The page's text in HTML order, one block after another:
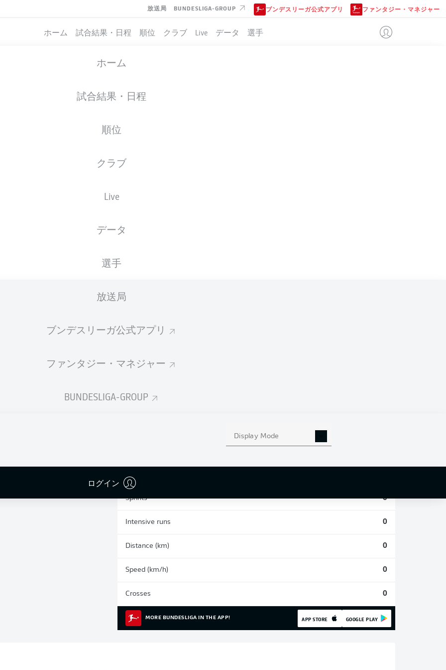
放送局 BUNDESLIGA-GROUP ブンデスリーガ公式アプリ ファンタジー・マネジャー
ホーム 試合結果・日程 順位 クラブ Live データ 選手
ホーム
試合結果・日程
順位
クラブ
Live
データ
選手
放送局
ブンデスリーガ公式アプリ
ファンタジー・マネジャー
BUNDESLIGA-GROUP
Display Mode
ログイン
21.02.1998
統計 シーズン 2026/2027
Sprints 0
Intensive runs 0
Distance (km) 0
Speed (km/h) 0
Crosses 0
MORE BUNDESLIGA IN THE APP! APP STORE GOOGLE PLAY